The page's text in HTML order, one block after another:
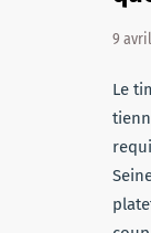
9
Le